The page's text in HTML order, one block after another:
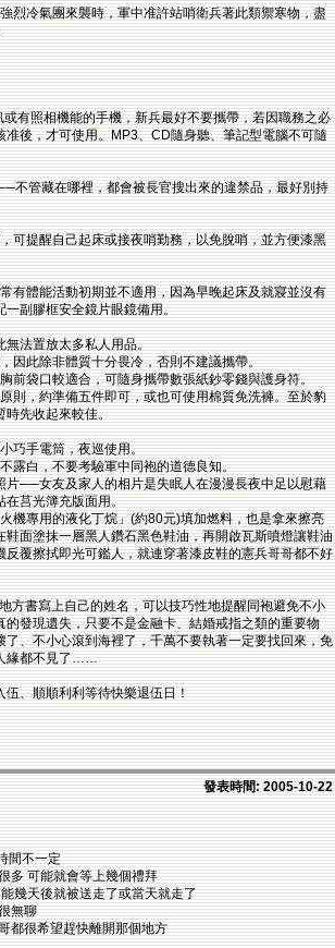
烈冷氣團來襲時，軍中准許站哨衛兵著此類禦寒物，盡
有照相機能的手機，新兵最好不要攜帶，若因職務之必
准後，才可使用。MP3、CD隨身聽、筆記型電腦不可隨
不管藏在哪裡，都會被長官搜出來的違禁品，最好別持
可提醒自己起床或接夜哨勤務，以免脫哨，並方便漆黑
有體能活動初期並不適用，因為早晚起床及就寢並沒有
一副膠框安全鏡片眼鏡備用。
無法置放太多私人用品。
因此除非體質十分畏冷，否則不建議攜帶。
前袋口較適合，可隨身攜帶數張紙鈔零錢與護身符。
則，約準備五件即可，或也可使用棉質免洗褲。至於豹
時先收起來較佳。
巧手電筒，夜巡使用。
露白，不要考驗軍中同袍的道德良知。
片──女友及家人的相片是失眠人在漫漫長夜中足以慰藉
在莒光簿充版面用。
機專用的液化丁烷」(約80元)填加燃料，也是拿來擦亮
鞋面塗抹一層黑人鑽石黑色鞋油，再開啟瓦斯噴燈讓鞋油
反覆擦拭即光可鑑人，就連穿著漆皮鞋的憲兵哥哥都不好
方書寫上自己的姓名，可以技巧性地提醒同袍避免不小
的發現遺失，只要不是金融卡、結婚戒指之類的重要物
了、不小心滾到海裡了，千萬不要執著一定要找回來，免
緣都不見了……
伍、順順利利等待快樂退伍日！
發表時間: 2005-10-22
間不一定
多 可能就會等上幾個禮拜
幾天後就被送走了或當天就走了
無聊
都很希望趕快離開那個地方